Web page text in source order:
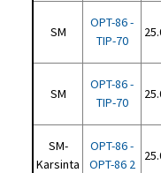
SM
OPT-86 -
TIP-70
SM
OPT-86 -
TIP-70
SM-
Karsinta
OPT-86 -
OPT-86 2